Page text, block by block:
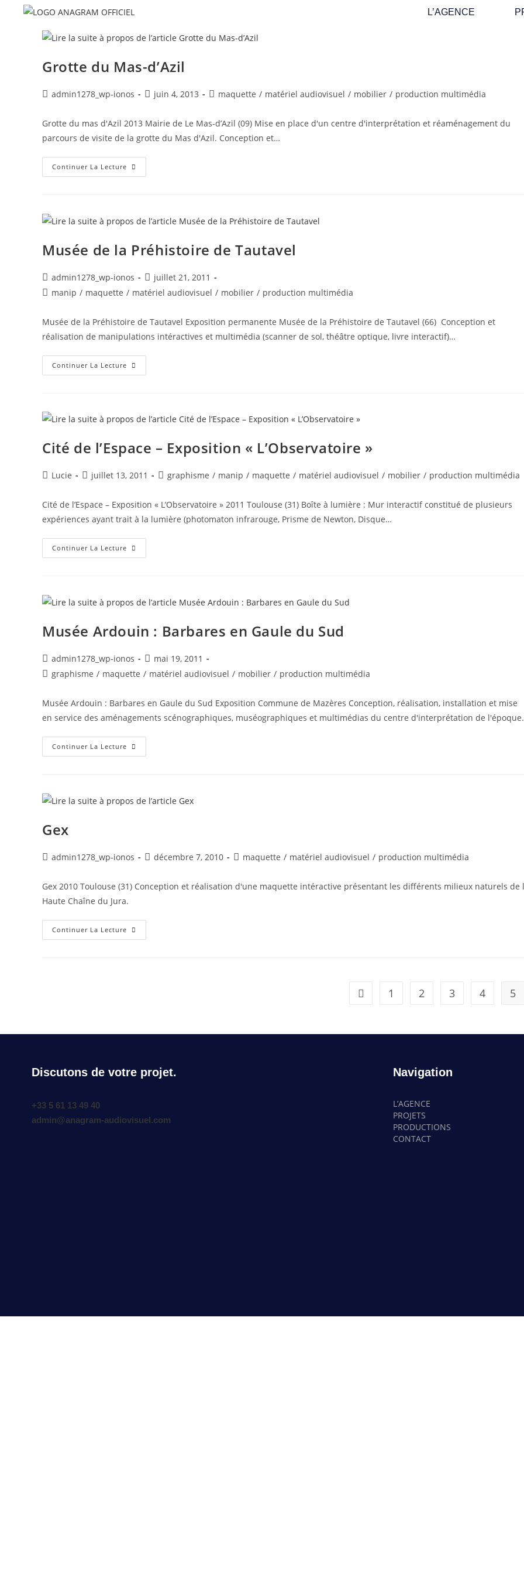
L’AGENCE
Grotte du Mas-d’Azil
admin1278_wp-ionos juin 4, 2013 maquette / matériel audiovisuel / mobilier / production multimédia
Grotte du mas d'Azil 2013 Mairie de Le Mas-d’Azil (09) Mise en place d'un centre d'interprétation et réaménagement du
parcours de visite de la grotte du Mas d'Azil. Conception et…
Continuer La Lecture
Musée de la Préhistoire de Tautavel
admin1278_wp-ionos
juillet 21, 2011
manip / maquette / matériel audiovisuel / mobilier / production multimédia
Musée de la Préhistoire de Tautavel Exposition permanente Musée de la Préhistoire de Tautavel (66) Conception et
réalisation de manipulations intéractives et multimédia (scanner de sol, théâtre optique, livre interactif)…
Continuer La Lecture
Cité de l’Espace – Exposition « L’Observatoire »
Lucie juillet 13, 2011 graphisme / manip / maquette / matériel audiovisuel / mobilier / production multimédia
Cité de l’Espace – Exposition « L’Observatoire » 2011 Toulouse (31) Boîte à lumière : Mur interactif constitué de plusieurs
expériences ayant trait à la lumière (photomaton infrarouge, Prisme de Newton, Disque…
Continuer La Lecture
Musée Ardouin : Barbares en Gaule du Sud
admin1278_wp-ionos
mai 19, 2011
graphisme / maquette / matériel audiovisuel / mobilier / production multimédia
Musée Ardouin : Barbares en Gaule du Sud Exposition Commune de Mazères Conception, réalisation, installation et mise
en service des aménagements scénographiques, muséographiques et multimédias du centre d'interprétation de
Continuer La Lecture
Gex
admin1278_wp-ionos décembre 7, 2010 maquette / matériel audiovisuel / production multimédia
Gex 2010 Toulouse (31) Conception et réalisation d'une maquette intéractive présentant les différents milieux naturels de
Haute Chaîne du Jura.
Continuer La Lecture
1 2 3 4 5
Discutons de votre projet.
+33 5 61 13 49 40
admin@anagram-audiovisuel.com
Navigation
L’AGENCE
PROJETS
PRODUCTIONS
CONTACT